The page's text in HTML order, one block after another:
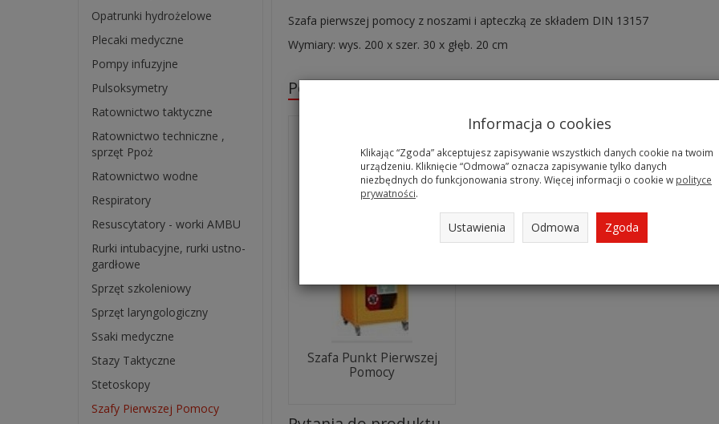
Szafa pierwszej pomocy z noszami i apteczką ze składem DIN 13157
Wymiary: wys. 200 x szer. 30 x głęb. 20 cm
Polecane produkty
Szafa Punkt Pierwszej
Pomocy
Opatrunki hydrożelowe
Plecaki medyczne
Pompy infuzyjne
Pulsoksymetry
Ratownictwo taktyczne
Ratownictwo techniczne ,
sprzęt Ppoż
Ratownictwo wodne
Respiratory
Resuscytatory - worki AMBU
Rurki intubacyjne, rurki ustno-
gardłowe
Sprzęt szkoleniowy
Sprzęt laryngologiczny
Ssaki medyczne
Stazy Taktyczne
Stetoskopy
Szafy Pierwszej Pomocy
Informacja o cookies
Klikając “Zgoda” akceptujesz zapisywanie wszystkich danych cookie na twoim
urządzeniu. Kliknięcie “Odmowa” oznacza zapisywanie tylko danych
niezbędnych do funkcjonowania strony. Więcej informacji o cookie w polityce
prywatności.
Ustawienia Odmowa Zgoda